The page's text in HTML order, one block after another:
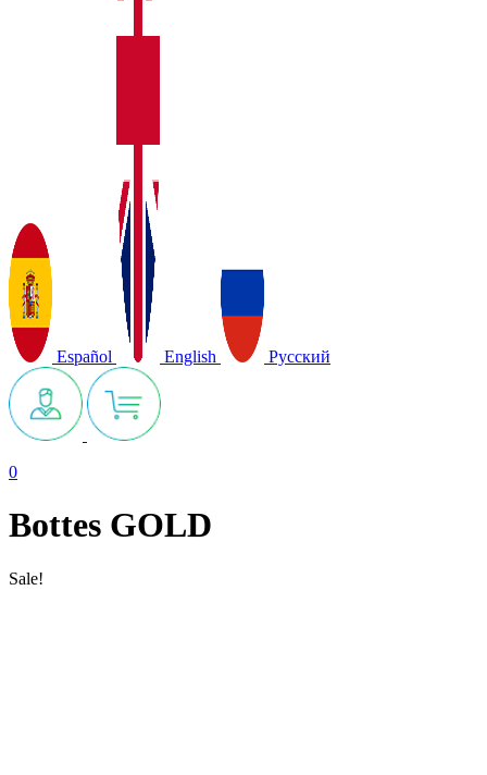
Español English Русский
0
Bottes GOLD
Sale!